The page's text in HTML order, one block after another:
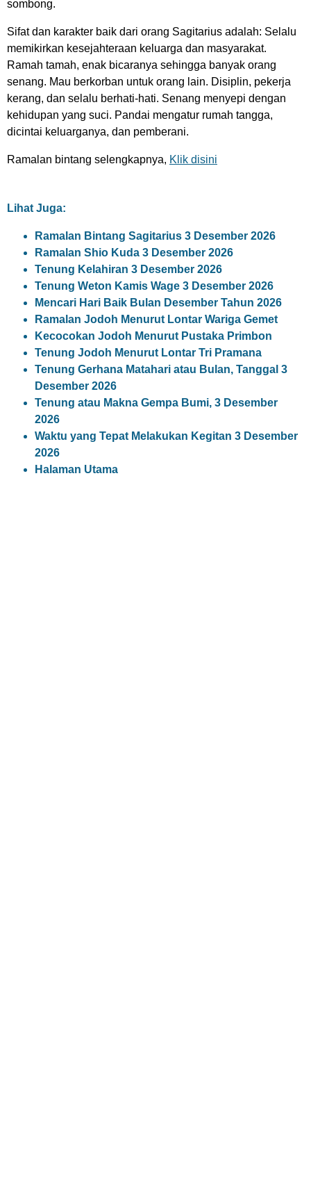
sombong.
Sifat dan karakter baik dari orang Sagitarius adalah: Selalu
memikirkan kesejahteraan keluarga dan masyarakat.
Ramah tamah, enak bicaranya sehingga banyak orang
senang. Mau berkorban untuk orang lain. Disiplin, pekerja
kerang, dan selalu berhati-hati. Senang menyepi dengan
kehidupan yang suci. Pandai mengatur rumah tangga,
dicintai keluarganya, dan pemberani.
Ramalan bintang selengkapnya, Klik disini
Lihat Juga:
Ramalan Bintang Sagitarius 3 Desember 2026
Ramalan Shio Kuda 3 Desember 2026
Tenung Kelahiran 3 Desember 2026
Tenung Weton Kamis Wage 3 Desember 2026
Mencari Hari Baik Bulan Desember Tahun 2026
Ramalan Jodoh Menurut Lontar Wariga Gemet
Kecocokan Jodoh Menurut Pustaka Primbon
Tenung Jodoh Menurut Lontar Tri Pramana
Tenung Gerhana Matahari atau Bulan, Tanggal 3
Desember 2026
Tenung atau Makna Gempa Bumi, 3 Desember
2026
Waktu yang Tepat Melakukan Kegitan 3 Desember
2026
Halaman Utama